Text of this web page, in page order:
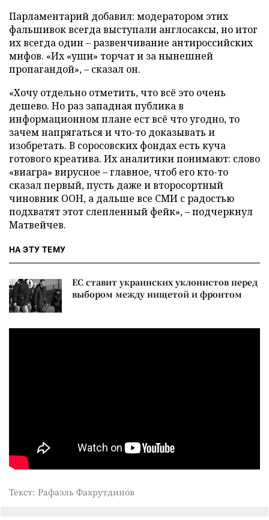
Парламентарий добавил: модератором этих
фальшивок всегда выступали англосаксы, но итог
их всегда один – развенчивание антироссийских
мифов. «Их «уши» торчат и за нынешней
пропагандой», – сказал он.
«Хочу отдельно отметить, что всё это очень
дешево. Но раз западная публика в
информационном плане ест всё что угодно, то
зачем напрягаться и что-то доказывать и
изобретать. В соросовских фондах есть куча
готового креатива. Их аналитики понимают: слово
«виагра» вирусное – главное, чтоб его кто-то
сказал первый, пусть даже и второсортный
чиновник ООН, а дальше все СМИ с радостью
подхватят этот слепленный фейк», – подчеркнул
Матвейчев.
НА ЭТУ ТЕМУ
ЕС ставит украинских уклонистов перед
выбором между нищетой и фронтом
Текст: Рафаэль Фахрутдинов